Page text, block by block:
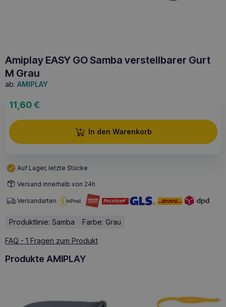
Amiplay EASY GO Samba verstellbarer Gurt
M Grau
ab: AMIPLAY
11,60€
In den Warenkorb
Auf Lager, letzte Stücke
Versand innerhalb von 24h
Versandarten
Produktlinie: Samba Farbe: Grau
FAQ - 1 Fragen zum Produkt
Produkte AMIPLAY